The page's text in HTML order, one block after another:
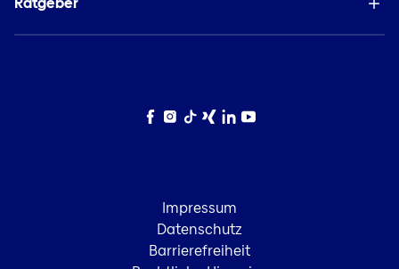
Facebook
Instagram
TikTokXingLinkedIn
YouTube
Impressum
Datenschutz
Barrierefreiheit